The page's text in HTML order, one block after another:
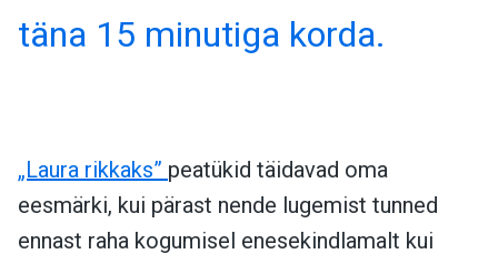
täna 15 minutiga korda.
„Laura rikkaks” peatükid täidavad oma
eesmärki, kui pärast nende lugemist tunned
ennast raha kogumisel enesekindlamalt kui